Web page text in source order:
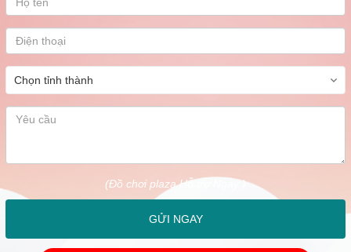
(Đồ chơi plaza Hỗ trợ Ngay )
GỬI NGAY